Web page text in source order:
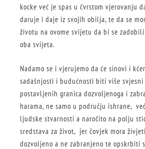
kocke već je spas u čvrstom vjerovanju
daruje i daje iz svojih obilja, te da se
životu na ovome svijetu da bi se
oba svijeta.
Nadamo se i vjerujemo da će sinovi i
sadašnjosti i budućnosti biti više svjesni
postavljenih granica dozvoljenoga i
harama, ne samo u području ishrane,
ljudske stvarnosti a naročito na polju
sredstava za život, jer čovjek mora
dozvoljeno a ne zabranjeno te opskrbiti